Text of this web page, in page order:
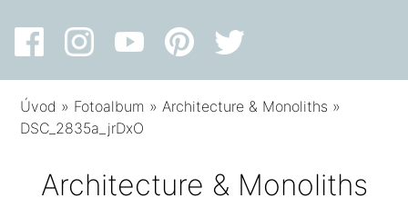
Úvod » Fotoalbum »Architecture & Monoliths »
DSC_2835a_jrDxO
Architecture & Monoliths